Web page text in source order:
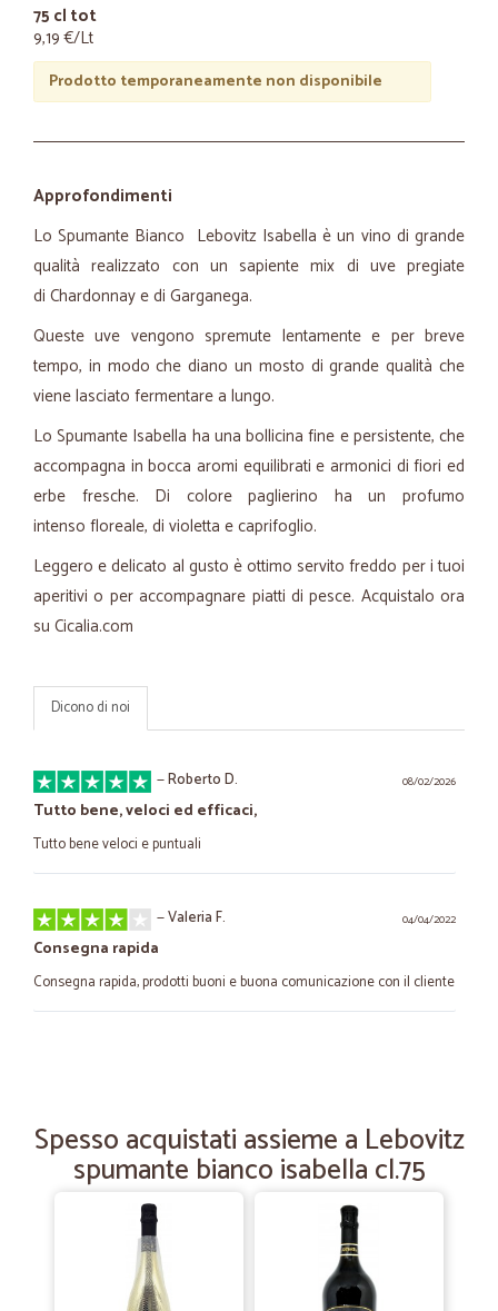
75 cl tot
9,19 €/Lt
Prodotto temporaneamente non disponibile
Approfondimenti
Lo Spumante Bianco Lebovitz Isabella è un vino di grande
qualità realizzato con un sapiente mix di uve pregiate
di Chardonnay e di Garganega.
Queste uve vengono spremute lentamente e per breve
tempo, in modo che diano un mosto di grande qualità che
viene lasciato fermentare a lungo.
Lo Spumante Isabella ha una bollicina fine e persistente, che
accompagna in bocca aromi equilibrati e armonici di fiori ed
erbe fresche. Di colore paglierino ha un profumo
intenso floreale, di violetta e caprifoglio.
Leggero e delicato al gusto è ottimo servito freddo per i tuoi
aperitivi o per accompagnare piatti di pesce. Acquistalo ora
su Cicalia.com
Dicono di noi
08/02/2026
—Roberto D.
Tutto bene, veloci ed efficaci,
Tutto bene veloci e puntuali
04/04/2022
—Valeria F.
Consegna rapida
Consegna rapida, prodotti buoni e buona comunicazione con il cliente
storico, in un giorno. Anche la mia problematica, di due vasetti arrivati
non sottovuoto, è stata, prontamente, risolta. Consiglio vivamente!
—
Consegna rapida e precisa
Consegna rapida e precisa, tutto imballato con precisione, tutte le
Spesso acquistati assieme a Lebovitz
spumante bianco isabella cl.75